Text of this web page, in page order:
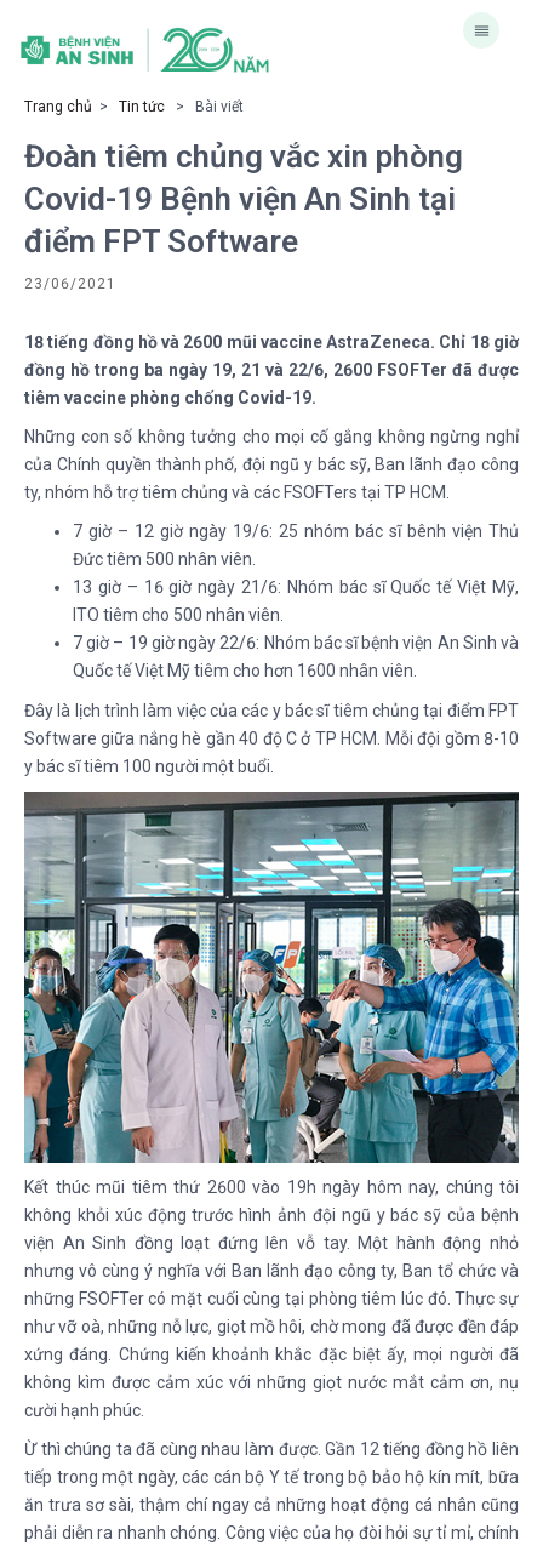
Trang chủ > Tin tức > Bài viết
Đoàn tiêm chủng vắc xin phòng
Covid-19 Bệnh viện An Sinh tại
điểm FPT Software
23/06/2021
18 tiếng đồng hồ và 2600 mũi vaccine AstraZeneca. Chỉ 18 giờ
đồng hồ trong ba ngày 19, 21 và 22/6, 2600 FSOFTer đã được
tiêm vaccine phòng chống Covid-19.
Những con số không tưởng cho mọi cố gắng không ngừng nghỉ
của Chính quyền thành phố, đội ngũ y bác sỹ, Ban lãnh đạo công
ty, nhóm hỗ trợ tiêm chủng và các FSOFTers tại TP HCM.
7 giờ – 12 giờ ngày 19/6: 25 nhóm bác sĩ bênh viện Thủ
Đức tiêm 500 nhân viên.
13 giờ – 16 giờ ngày 21/6: Nhóm bác sĩ Quốc tế Việt Mỹ,
ITO tiêm cho 500 nhân viên.
7 giờ – 19 giờ ngày 22/6: Nhóm bác sĩ bệnh viện An Sinh và
Quốc tế Việt Mỹ tiêm cho hơn 1600 nhân viên.
Đây là lịch trình làm việc của các y bác sĩ tiêm chủng tại điểm FPT
Software giữa nắng hè gần 40 độ C ở TP HCM. Mỗi đội gồm 8-10
y bác sĩ tiêm 100 người một buổi.
Kết thúc mũi tiêm thứ 2600 vào 19h ngày hôm nay, chúng tôi
không khỏi xúc động trước hình ảnh đội ngũ y bác sỹ của bệnh
viện An Sinh đồng loạt đứng lên vỗ tay. Một hành động nhỏ
nhưng vô cùng ý nghĩa với Ban lãnh đạo công ty, Ban tổ chức và
những FSOFTer có mặt cuối cùng tại phòng tiêm lúc đó. Thực sự
như vỡ oà, những nỗ lực, giọt mồ hôi, chờ mong đã được đền đáp
xứng đáng. Chứng kiến khoảnh khắc đặc biệt ấy, mọi người đã
không kìm được cảm xúc với những giọt nước mắt cảm ơn, nụ
cười hạnh phúc.
Ừ thì chúng ta đã cùng nhau làm được. Gần 12 tiếng đồng hồ liên
tiếp trong một ngày, các cán bộ Y tế trong bộ bảo hộ kín mít, bữa
ăn trưa sơ sài, thậm chí ngay cả những hoạt động cá nhân cũng
phải diễn ra nhanh chóng. Công việc của họ đòi hỏi sự tỉ mỉ, chính